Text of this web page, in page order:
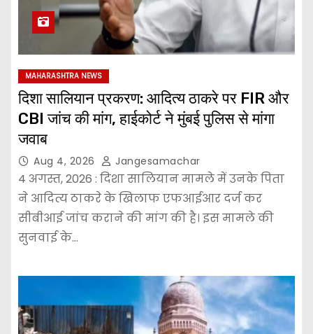
MAHARASHTRA NEWS
दिशा सालियान प्रकरण: आदित्य ठाकरे पर FIR और
CBI जांच की मांग, हाईकोर्ट ने मुंबई पुलिस से मांगा
जवाब
Aug 4, 2026 Jangesamachar
4 अगस्त, 2026 : दिशा सालियान मामले में उनके पिता
ने आदित्य ठाकरे के खिलाफ एफआईआर दर्ज कर
सीबीआई जांच कराने की मांग की है। इस मामले की
सुनवाई के…